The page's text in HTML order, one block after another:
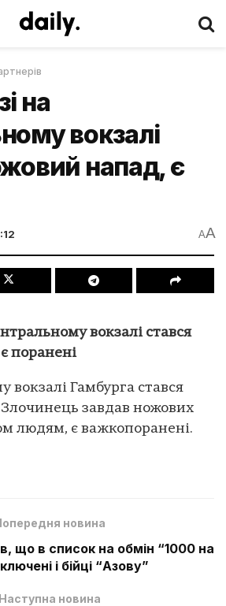
на
вокзалі
напад, є
AA
вокзалі стався
поранені
вокзалі Гамбурга стався
завдав ножових
людям, є важкопоранені.
новина
що в список на обмін “1000 на
і бійці “Азову”
Наступна новина